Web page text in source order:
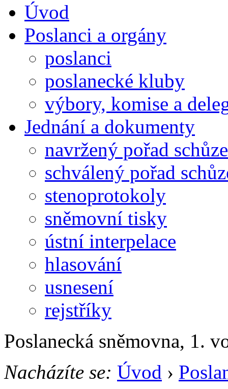
Úvod
Poslanci a orgány
poslanci
poslanecké kluby
výbory, komise a
Jednání a dokumenty
navržený pořad schůze
schválený pořad
stenoprotokoly
sněmovní tisky
ústní interpelace
hlasování
usnesení
rejstříky
Poslanecká sněmovna, 1.
Nacházíte se: Úvod ›